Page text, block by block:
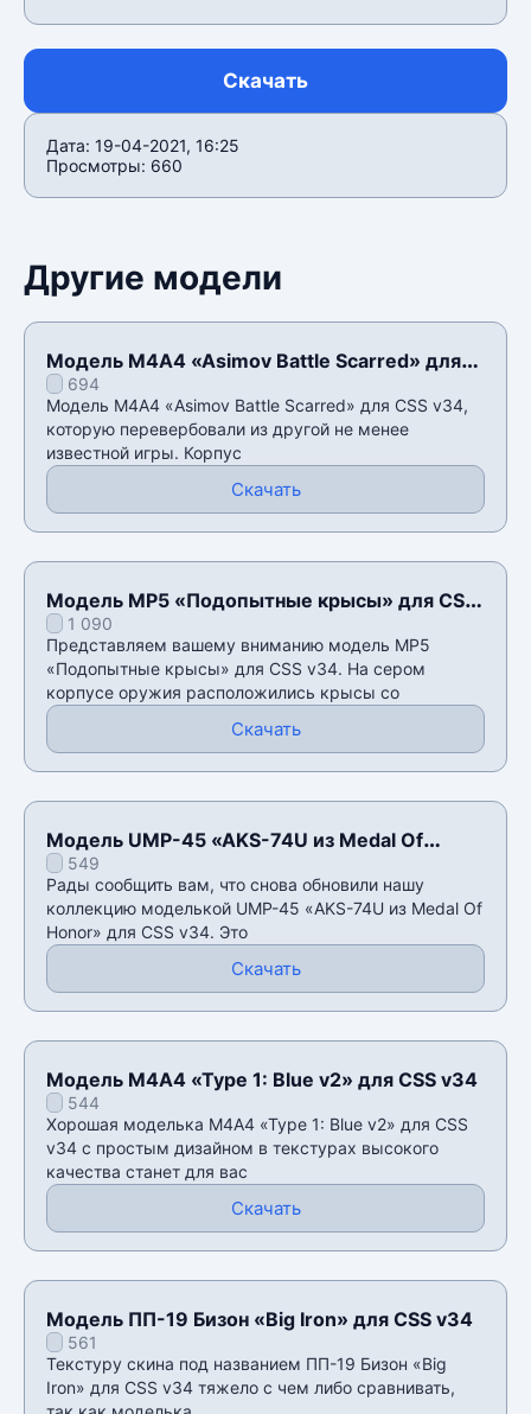
Скачать
Дата: 19-04-2021, 16:25
Просмотры: 660
Другие модели
Модель М4А4 «Asimov Battle Scarred» для
CSS v34
694
Модель М4А4 «Asimov Battle Scarred» для CSS v34,
которую перевербовали из другой не менее
известной игры. Корпус
Скачать
Модель MP5 «Подопытные крысы» для CSS
v341 090
Представляем вашему вниманию модель MP5
«Подопытные крысы» для CSS v34. На сером
корпусе оружия расположились крысы со
Скачать
Модель UMP-45 «AKS-74U из Medal Of
Honor» для CSS v34
549
Рады сообщить вам, что снова обновили нашу
коллекцию моделькой UMP-45 «AKS-74U из Medal Of
Honor» для CSS v34. Это
Скачать
Модель М4А4 «Type 1: Blue v2» для CSS v34
544
Хорошая моделька М4А4 «Type 1: Blue v2» для CSS
v34 с простым дизайном в текстурах высокого
качества станет для вас
Скачать
Модель ПП-19 Бизон «Big Iron» для CSS v34
561
Текстуру скина под названием ПП-19 Бизон «Big
Iron» для CSS v34 тяжело с чем либо сравнивать,